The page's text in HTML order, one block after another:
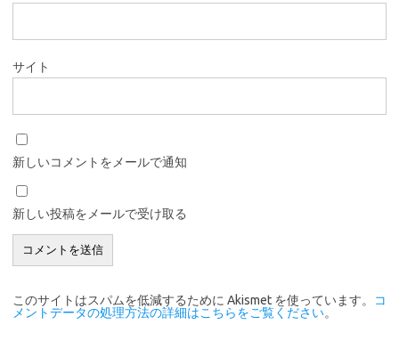
サイト
新しいコメントをメールで通知
新しい投稿をメールで受け取る
このサイトはスパムを低減するために Akismet を使っています。
コ
メントデータの処理方法の詳細はこちらをご覧ください。